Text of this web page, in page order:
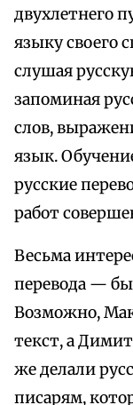
двухлетнего
языку своего
слушая
запоминая
слов,
язык.
русские
работ
Весьма
перевода —
Возможно,
текст, а
же делали
писарям,